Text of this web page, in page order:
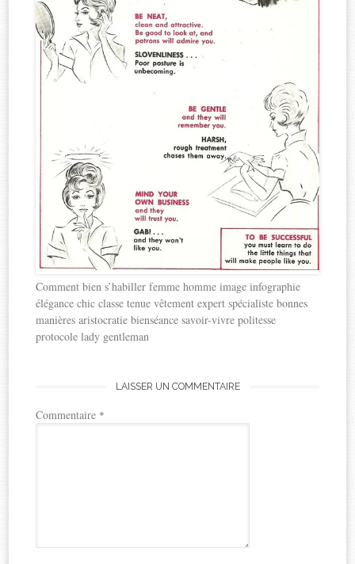
Comment bien s’habiller femme homme image infographie
élégance chic classe tenue vêtement expert spécialiste bonnes
manières aristocratie bienséance savoir-vivre politesse
protocole lady gentleman
LAISSER UN COMMENTAIRE
Commentaire *